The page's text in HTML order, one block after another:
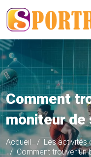
Comment
moniteur de
Accueil
Les activités
Comment trouver un